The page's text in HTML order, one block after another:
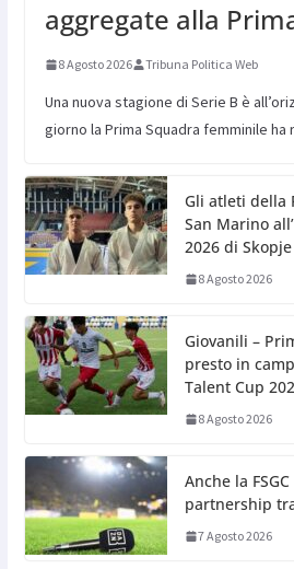
aggregate alla
8 Agosto 2026 Tribuna Politica Web
Una nuova stagione di Serie B è
giorno la Prima Squadra femminile
Gli atleti della
San Marino
2026 di Skopje
8 Agosto 2026
Giovanili –
presto in
Talent Cup
8 Agosto 2026
Anche la
partnership
7 Agosto 2026